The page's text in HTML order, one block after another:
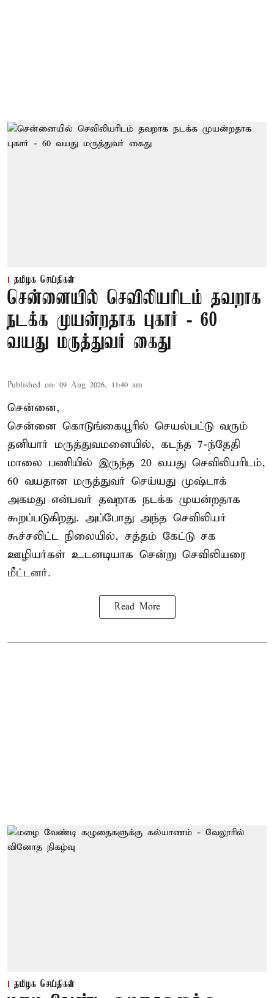
தமிழக செய்திகள்
சென்னையில் செவிலியரிடம் தவறாக
நடக்க முயன்றதாக புகார் - 60
வயது மருத்துவர் கைது
Published on: 09 Aug 2026, 11:40 am
சென்னை,
சென்னை கொடுங்கையூரில் செயல்பட்டு வரும்
தனியார் மருத்துவமனையில், கடந்த 7-ந்தேதி
மாலை பணியில் இருந்த 20 வயது செவிலியரிடம்,
60 வயதான மருத்துவர் செய்யது முஷ்டாக்
அகமது என்பவர் தவறாக நடக்க முயன்றதாக
கூறப்படுகிறது. அப்போது அந்த செவிலியர்
கூச்சலிட்ட நிலையில், சத்தம் கேட்டு சக
ஊழியர்கள் உடனடியாக சென்று செவிலியரை
மீட்டனர்.
Read More
தமிழக செய்திகள்